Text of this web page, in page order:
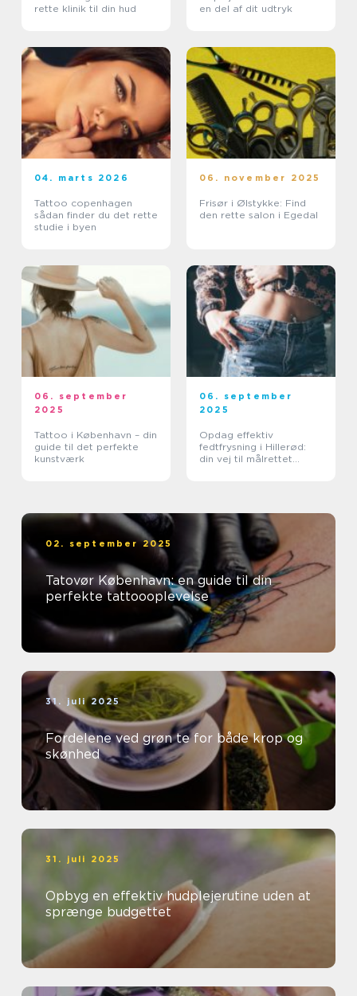
rette klinik til din hud
en del af dit udtryk
04. marts 2026
Tattoo copenhagen
sådan finder du det rette
studie i byen
06. november 2025
Frisør i Ølstykke: Find
den rette salon i Egedal
06. september
2025
Tattoo i København – din
guide til det perfekte
kunstværk
06. september
2025
Opdag effektiv
fedtfrysning i Hillerød:
din vej til målrettet
02. september 2025
Tatovør København: en guide til din
perfekte tattoooplevelse
31. juli 2025
Fordelene ved grøn te for både krop og
skønhed
31. juli 2025
Opbyg en effektiv hudplejerutine uden at
sprænge budgettet